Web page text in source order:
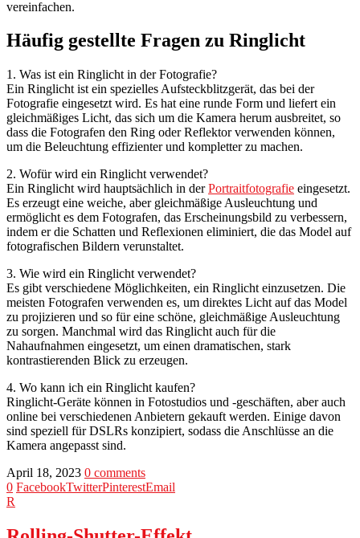
vereinfachen.
Häufig gestellte Fragen zu Ringlicht
1. Was ist ein Ringlicht in der Fotografie?
Ein Ringlicht ist ein spezielles Aufsteckblitzgerät, das bei der
Fotografie eingesetzt wird. Es hat eine runde Form und liefert ein
gleichmäßiges Licht, das sich um die Kamera herum ausbreitet, so
dass die Fotografen den Ring oder Reflektor verwenden können,
um die Beleuchtung effizienter und kompletter zu machen.
2. Wofür wird ein Ringlicht verwendet?
Ein Ringlicht wird hauptsächlich in derPortraitfotografie eingesetzt.
Es erzeugt eine weiche, aber gleichmäßige Ausleuchtung und
ermöglicht es dem Fotografen, das Erscheinungsbild zu verbessern,
indem er die Schatten und Reflexionen eliminiert, die das Model auf
fotografischen Bildern verunstaltet.
3. Wie wird ein Ringlicht verwendet?
Es gibt verschiedene Möglichkeiten, ein Ringlicht einzusetzen. Die
meisten Fotografen verwenden es, um direktes Licht auf das Model
zu projizieren und so für eine schöne, gleichmäßige Ausleuchtung
zu sorgen. Manchmal wird das Ringlicht auch für die
Nahaufnahmen eingesetzt, um einen dramatischen, stark
kontrastierenden Blick zu erzeugen.
4. Wo kann ich ein Ringlicht kaufen?
Ringlicht-Geräte können in Fotostudios und -geschäften, aber auch
online bei verschiedenen Anbietern gekauft werden. Einige davon
sind speziell für DSLRs konzipiert, sodass die Anschlüsse an die
Kamera angepasst sind.
April 18, 2023 0 comments
0 FacebookTwitterPinterestEmail
R